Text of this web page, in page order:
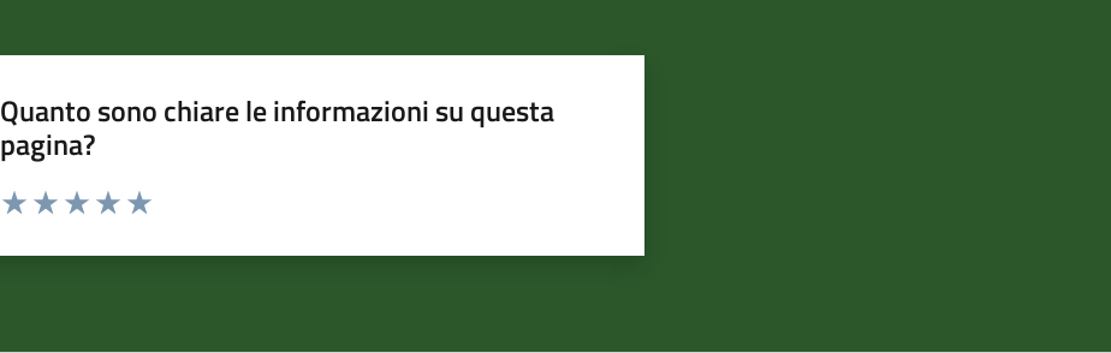
Quanto sono chiare le informazioni su questa
pagina?
Valuta da 1 a 5 stelle la pagina